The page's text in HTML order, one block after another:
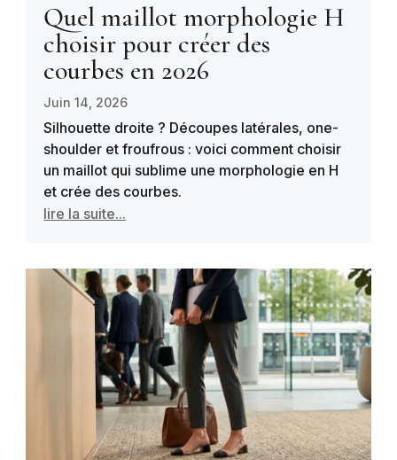
Quel maillot morphologie H
choisir pour créer des
courbes en 2026
Juin 14, 2026
Silhouette droite ? Découpes latérales, one-
shoulder et froufrous : voici comment choisir
un maillot qui sublime une morphologie en H
et crée des courbes.
lire la suite...